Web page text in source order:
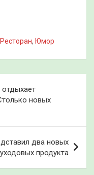
Ресторан, Юмор
новых
два новых
уходовых продукта